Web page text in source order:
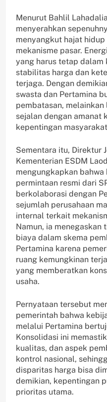
Menurut Bahlil
menyerahkan
menyangkut hajat
mekanisme pasar.
yang harus tetap dalam
stabilitas harga dan
terjaga. Dengan
swasta dan Pertamina
pembatasan,
sejalan dengan amanat
kepentingan
Sementara itu, Direktur
Kementerian ESDM
mengungkapkan
permintaan resmi dari
berkolaborasi dengan
sejumlah perusahaan
internal terkait
Namun, ia menegaskan
biaya dalam skema
Pertamina karena
ruang kemungkinan
yang memberatkan
usaha.
Pernyataan tersebut
pemerintah bahwa
melalui Pertamina
Konsolidasi ini
kualitas, dan aspek
kontrol nasional,
disparitas harga bisa
demikian, kepentingan
prioritas utama.